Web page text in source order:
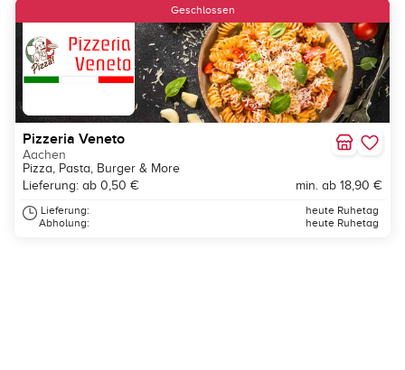
Geschlossen
Pizzeria Veneto
Aachen
Pizza, Pasta, Burger & More
Lieferung: ab 0,50 €
min. ab 18,90 €
Lieferung:
Abholung:
heute Ruhetag
heute Ruhetag